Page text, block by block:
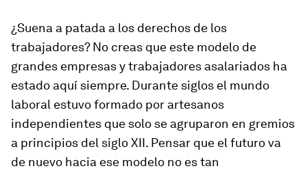
¿Suena a patada a los derechos de los
trabajadores? No creas que este modelo de
grandes empresas y trabajadores asalariados ha
estado aquí siempre. Durante siglos el mundo
laboral estuvo formado por artesanos
independientes que solo se agruparon en gremios
a principios del siglo XII. Pensar que el futuro va
de nuevo hacia ese modelo no es tan